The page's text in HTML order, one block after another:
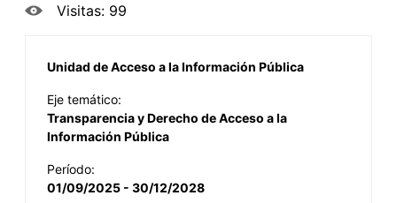
Visitas: 99
Unidad de Acceso a la Información Pública
Eje temático:
Transparencia y Derecho de Acceso a la
Información Pública
Período:
01/09/2025 - 30/12/2028